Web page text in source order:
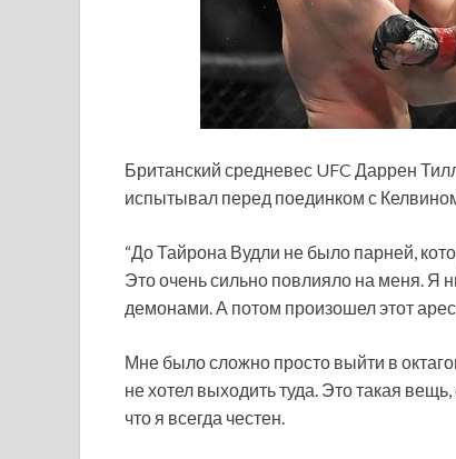
Британский средневес UFC Даррен
испытывал перед поединком с
“До Тайрона Вудли не было парней,
Это очень сильно повлияло на меня. Я
демонами. А потом произошел этот
Мне было сложно просто выйти в
не хотел выходить туда. Это такая
что я всегда честен.